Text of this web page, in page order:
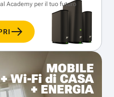
Academy per il tuo futuro
MOBILE
+ Wi-Fi di CASA
+ ENERGIA